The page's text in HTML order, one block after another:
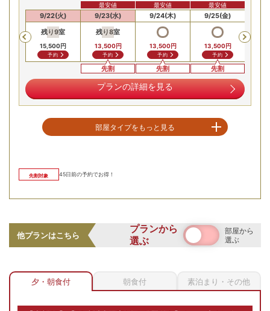
作並の雄大な自然を見渡す「大露天風呂」で四季の絶景を堪
能。大浴場ほか、洞窟風呂、寝湯、麦飯石低温サウナなど、
多彩な入浴施設でリラックスタイムをお過ごしください。
四季折々の風景を一望する広々とした空間
一望することが出来ます。お部屋は和洋室へご案内ベッド付
のお部屋でごゆっくりとお過ごしください
Previous
9/22(火)
残り9室
15,500円
予約
9/23(水)
残り8室
13,500円
予約
先割
最安値
9/24(木)
13,500円
予約
先割
最安値
9/25(金)
13,500円
予約
先割
最安値
プランの詳細を見る
部屋タイプをもっと見る
和洋室
【和洋室Ｂ/例】和室8畳+洋
案内（階数、禁煙･喫煙等は
すべて宿お任せ）
お部屋の詳細を見る
畳+２ベッド】
先割対象 45日前の予約でお得！
他プランはこちら
プランから
選ぶ
部屋から
選ぶ
夕・朝食付 朝食付 素泊まり・その他